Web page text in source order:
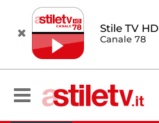
Stile TV HD
Canale 78